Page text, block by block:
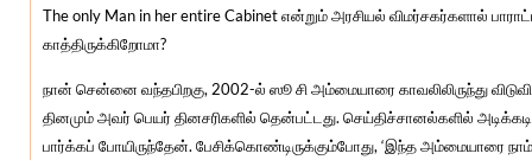
The only Man in her entire Cabinet என்றும் அரசியல் விமர்சகர்களால்
காத்திருக்கிறோமா?
நான் சென்னை வந்தபிறகு, 2002-ல் ஸூ சி அம்மையாரை காவலிலிருந்து
தினமும் அவர் பெயர் தினசரிகளில் தென்பட்டது. செய்திச்சானல்களில்
பார்க்கப் போயிருந்தேன். பேசிக்கொண்டிருக்கும்போது, ‘இந்த அம்மையாரை நாம்